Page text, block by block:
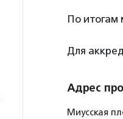
По итогам
Для
Адрес
Миусская